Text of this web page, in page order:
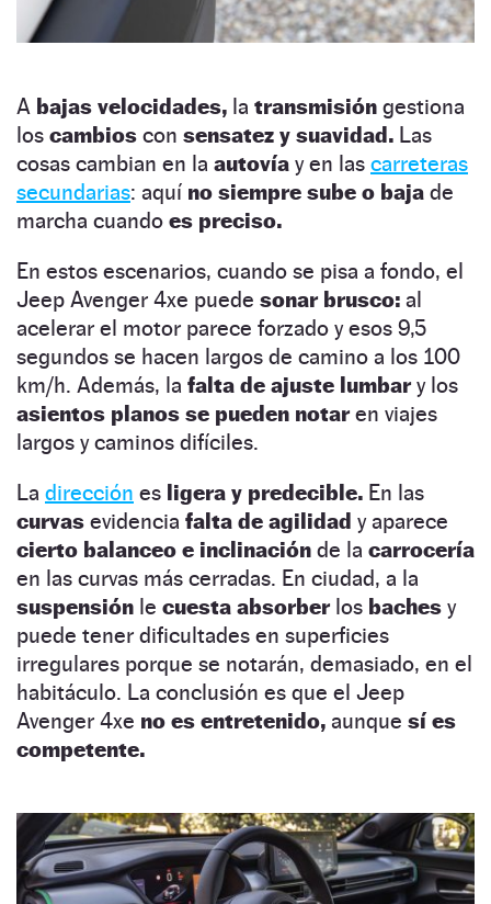
A bajas velocidades, la transmisión gestiona
los cambios con sensatez y suavidad. Las
cosas cambian en la autovía y en las carreteras
secundarias: aquí no siempre sube o baja de
marcha cuando es preciso.
En estos escenarios, cuando se pisa a fondo, el
Jeep Avenger 4xe puede sonar brusco: al
acelerar el motor parece forzado y esos 9,5
segundos se hacen largos de camino a los 100
km/h. Además, la falta de ajuste lumbary los
asientos planos se pueden notaren viajes
largos y caminos difíciles.
La dirección es ligera y predecible. En las
curvas evidencia falta de agilidad y aparece
cierto balanceo e inclinación de la carrocería
en las curvas más cerradas. En ciudad, a la
suspensión le cuesta absorber los baches y
puede tener dificultades en superficies
irregulares porque se notarán, demasiado, en el
habitáculo. La conclusión es que el Jeep
Avenger 4xe no es entretenido, aunque sí es
competente.